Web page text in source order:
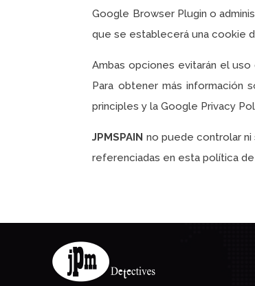
Google Browser Plugin o
que se establecerá una cookie
Ambas opciones evitarán el
Para obtener más información
principles y la Google Privacy
JPMSPAIN no puede controlar
referenciadas en esta política